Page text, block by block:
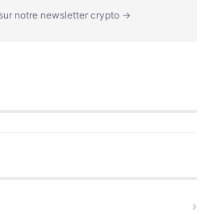
notre newsletter crypto →